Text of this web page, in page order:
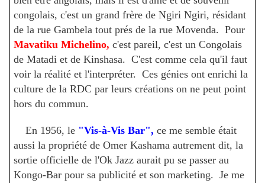
congolais, c'est un grand frère de Ngiri Ngiri, résidant
de la rue Gambela tout prés de la rue Movenda. Pour
Mavatiku Michelino, c'est pareil, c'est un Congolais
de Matadi et de Kinshasa. C'est comme cela qu'il faut
voir la réalité et l'interpréter. Ces génies ont enrichi la
culture de la RDC par leurs créations on ne peut point
hors du commun.
En 1956, le "Vis-à-Vis Bar", ce me semble était
aussi la propriété de Omer Kashama autrement dit, la
sortie officielle de l'Ok Jazz aurait pu se passer au
Kongo-Bar pour sa publicité et son marketing. Je me